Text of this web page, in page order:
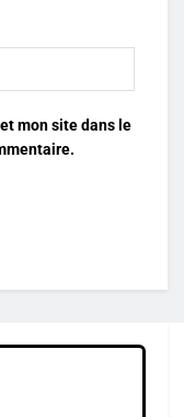
mon site dans le